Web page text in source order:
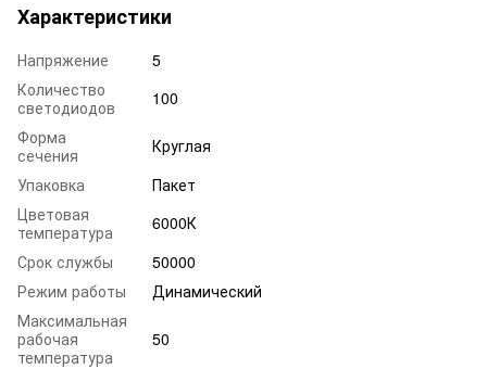
Характеристики
Напряжение
5
Количество
светодиодов
100
Форма
сечения
Круглая
Упаковка
Пакет
Цветовая
температура
6000К
Срок службы
50000
Режим работы
Динамический
Максимальная
рабочая
температура
50